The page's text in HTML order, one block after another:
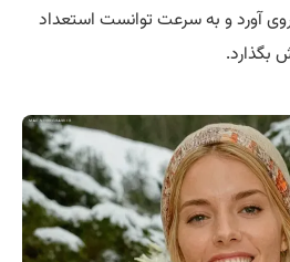
آورد و به سرعت توانست استعداد
بگذارد.